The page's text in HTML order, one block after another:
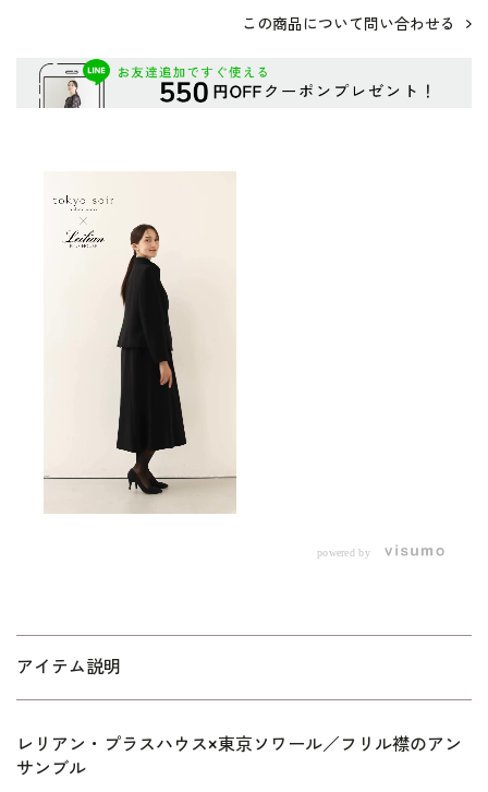
この商品について問い合わせる
powered by
アイテム説明
レリアン・プラスハウス×東京ソワール／フリル襟のアン
サンブル